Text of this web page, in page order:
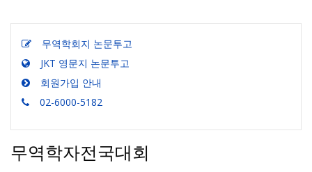
무역학회지 논문투고
JKT 영문지 논문투고
회원가입 안내
02-6000-5182
무역학자전국대회